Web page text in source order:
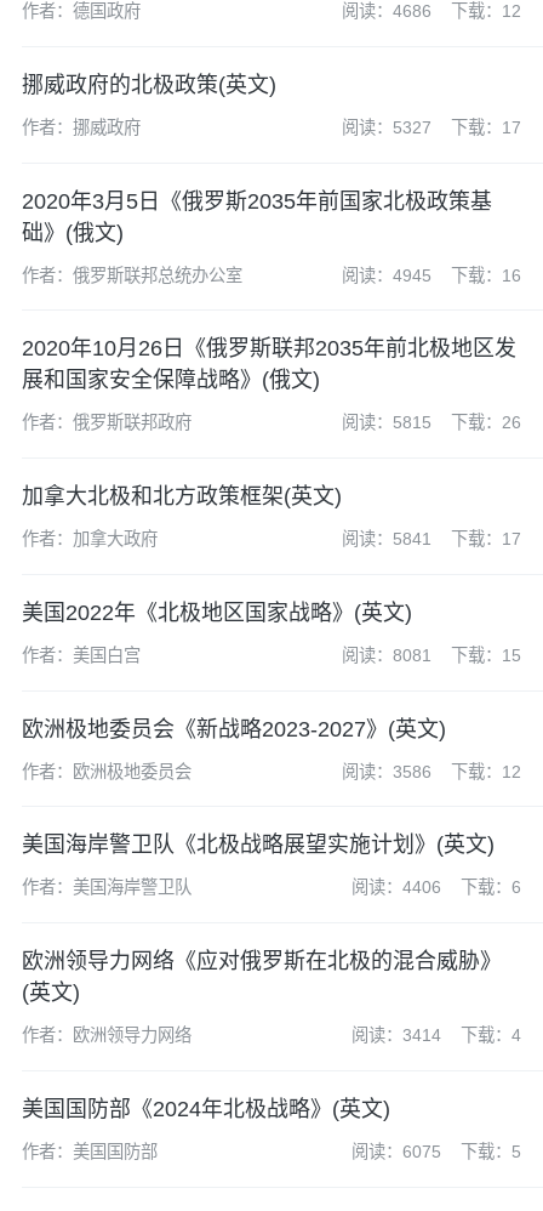
作者：德国政府 阅读：4686 下载：12
挪威政府的北极政策(英文)
作者：挪威政府 阅读：5327 下载：17
2020年3月5日《俄罗斯2035年前国家北极政策基
础》(俄文)
作者：俄罗斯联邦总统办公室 阅读：4945 下载：16
2020年10月26日《俄罗斯联邦2035年前北极地区发
展和国家安全保障战略》(俄文)
作者：俄罗斯联邦政府 阅读：5815 下载：26
加拿大北极和北方政策框架(英文)
作者：加拿大政府 阅读：5841 下载：17
美国2022年《北极地区国家战略》(英文)
作者：美国白宫 阅读：8081 下载：15
欧洲极地委员会《新战略2023-2027》(英文)
作者：欧洲极地委员会 阅读：3586 下载：12
美国海岸警卫队《北极战略展望实施计划》(英文)
作者：美国海岸警卫队 阅读：4406 下载：6
欧洲领导力网络《应对俄罗斯在北极的混合威胁》
(英文)
作者：欧洲领导力网络 阅读：3414 下载：4
美国国防部《2024年北极战略》(英文)
作者：美国国防部 阅读：6075 下载：5